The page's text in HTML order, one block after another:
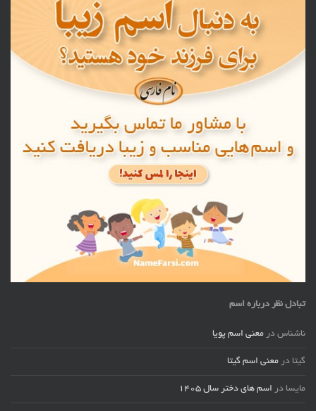
تبادل نظر درباره اسم
ناشناس در معنی اسم پویا
گیتا در معنی اسم گیتا
مایسا در اسم های دختر سال ۱۴۰۵